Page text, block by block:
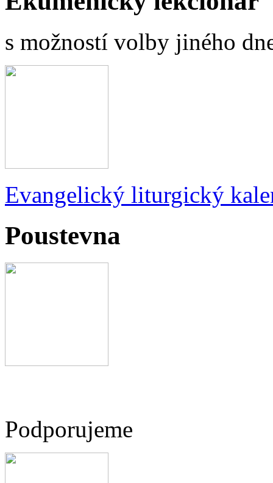
s možností volby jiného
Evangelický liturgický
Poustevna
Podporujeme